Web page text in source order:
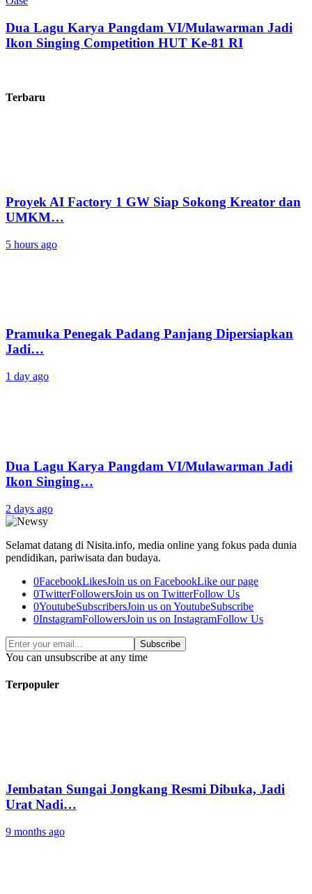
Dua Lagu Karya Pangdam VI/Mulawarman Jadi
Ikon Singing Competition HUT Ke-81 RI
Terbaru
Proyek AI Factory 1 GW Siap Sokong Kreator dan
UMKM…
5 hours ago
Pramuka Penegak Padang Panjang Dipersiapkan
Jadi…
1 day ago
Dua Lagu Karya Pangdam VI/Mulawarman Jadi
Ikon Singing…
2 days ago
Selamat datang di Nisita.info, media online yang fokus pada dunia
pendidikan, pariwisata dan budaya.
0FacebookLikesJoin us on FacebookLike our page
0TwitterFollowersJoin us on TwitterFollow Us
0YoutubeSubscribersJoin us on YoutubeSubscribe
0InstagramFollowersJoin us on InstagramFollow Us
Subscribe
You can unsubscribe at any time
Terpopuler
Jembatan Sungai Jongkang Resmi Dibuka, Jadi
Urat Nadi…
9 months ago